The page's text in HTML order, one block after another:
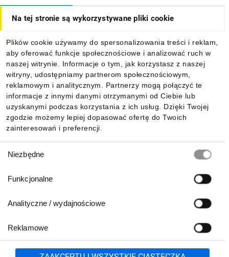
Na tej stronie są wykorzystywane pliki cookie
Plików cookie używamy do spersonalizowania treści i reklam,
aby oferować funkcje społecznościowe i analizować ruch w
naszej witrynie. Informacje o tym, jak korzystasz z naszej
witryny, udostępniamy partnerom społecznościowym,
reklamowym i analitycznym. Partnerzy mogą połączyć te
informacje z innymi danymi otrzymanymi od Ciebie lub
uzyskanymi podczas korzystania z ich usług. Dzięki Twojej
zgodzie możemy lepiej dopasować ofertę do Twoich
zainteresowań i preferencji.
zgody
Niezbędne
Funkcjonalne
Analityczne / wydajnościowe
Reklamowe
Informacje
Pobierz naszą aplikację mobilną:
801 500 700 lub 71 37 61 600